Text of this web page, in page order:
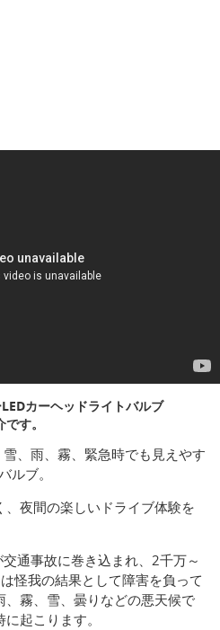
カーヘッドライトバルブ
す。
、雨、霧、緊急時でも見えやす
ルブ。
夜間の楽しいドライブ体験を
通事故に巻き込まれ、2千万～
怪我の結果として障害を負って
霧、雪、曇りなどの悪天候で
起こります。